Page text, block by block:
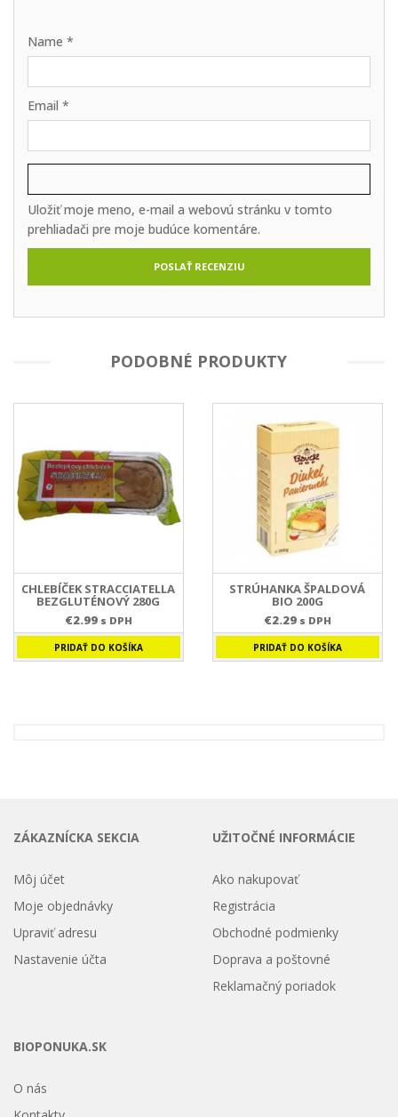
Name *
Email *
Uložiť moje meno, e-mail a webovú stránku v tomto
prehliadači pre moje budúce komentáre.
PODOBNÉ PRODUKTY
CHLEBÍČEK STRACCIATELLA
BEZGLUTÉNOVÝ 280G
€2.99 s DPH
PRIDAŤ DO KOŠÍKA
STRÚHANKA ŠPALDOVÁ
BIO 200G
€2.29 s DPH
PRIDAŤ DO KOŠÍKA
ZÁKAZNÍCKA SEKCIA
Môj účet
Moje objednávky
Upraviť adresu
Nastavenie účta
UŽITOČNÉ INFORMÁCIE
Ako nakupovať
Registrácia
Obchodné podmienky
Doprava a poštovné
Reklamačný poriadok
BIOPONUKA.SK
O nás